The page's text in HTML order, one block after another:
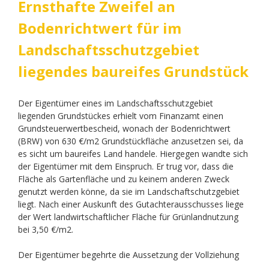
Ernsthafte Zweifel an
Bodenrichtwert für im
Landschaftsschutzgebiet
liegendes baureifes Grundstück
Der Eigentümer eines im Landschaftsschutzgebiet
liegenden Grundstückes erhielt vom Finanzamt einen
Grundsteuerwertbescheid, wonach der Bodenrichtwert
(BRW) von 630 €/m2 Grundstückfläche anzusetzen sei, da
es sicht um baureifes Land handele. Hiergegen wandte sich
der Eigentümer mit dem Einspruch. Er trug vor, dass die
Fläche als Gartenfläche und zu keinem anderen Zweck
genutzt werden könne, da sie im Landschaftschutzgebiet
liegt. Nach einer Auskunft des Gutachterausschusses liege
der Wert landwirtschaftlicher Fläche für Grünlandnutzung
bei 3,50 €/m2.
Der Eigentümer begehrte die Aussetzung der Vollziehung